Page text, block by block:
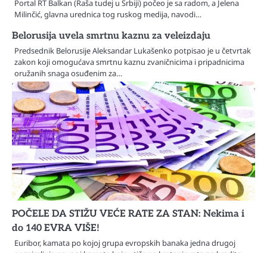
Portal RT Balkan (Raša tudej u Srbiji) počeo je sa radom, a Jelena
Milinčić, glavna urednica tog ruskog medija, navodi…
Belorusija uvela smrtnu kaznu za veleizdaju
Predsednik Belorusije Aleksandar Lukašenko potpisao je u četvrtak
zakon koji omogućava smrtnu kaznu zvaničnicima i pripadnicima
oružanih snaga osuđenim za…
POČELE DA STIŽU VEĆE RATE ZA STAN: Nekima i
do 140 EVRA VIŠE!
Euribor, kamata po kojoj grupa evropskih banaka jedna drugoj